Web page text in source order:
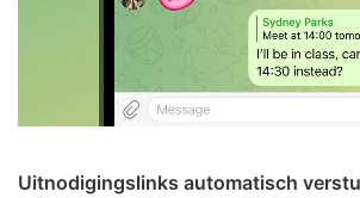
Uitnodigingslinks automatisch